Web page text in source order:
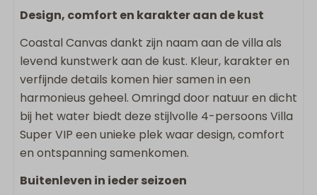
Wasmachine
Droger
Wonen & Koken
Bluetooth speaker
Vloeroppervlakte m2: 127
Smart TV
Strijkijzer
Flatscreen TV
Design, comfort en karakter aan de kust
Coastal Canvas dankt zijn naam aan de villa als
levend kunstwerk aan de kust. Kleur, karakter en
verfijnde details komen hier samen in een
harmonieus geheel. Omringd door natuur en dicht
bij het water biedt deze stijlvolle 4-persoons Villa
Super VIP een unieke plek waar design, comfort
en ontspanning samenkomen.
Buitenleven in ieder seizoen